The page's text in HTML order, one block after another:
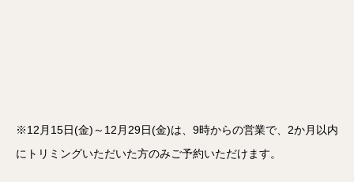
※12月15日(金)～12月29日(金)は、9時からの営業で、2か月以内
にトリミングいただいた方のみご予約いただけます。